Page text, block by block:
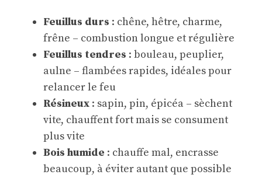
Feuillus durs : chêne, hêtre, charme,
frêne – combustion longue et régulière
Feuillus tendres : bouleau, peuplier,
aulne – flambées rapides, idéales pour
relancer le feu
Résineux : sapin, pin, épicéa – sèchent
vite, chauffent fort mais se consument
plus vite
Bois humide : chauffe mal, encrasse
beaucoup, à éviter autant que possible